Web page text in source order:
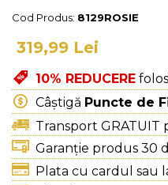
Genți Bej
Genți Bordo
Genți Cafenii
Genți Caramel
Genți Coniac
Genți Corai
Genți Crem
Genți Galbene
Cod Produs: 8129ROSIE
319,99 Lei
10% REDUCERE
Câștigă Puncte de
Transport GRATUIT
Garanție produs 30
Plata cu cardul sau